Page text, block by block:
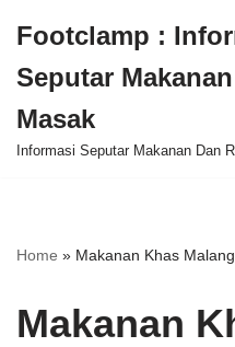
to
content
Footclamp :
Seputar
Masak
Informasi Seputar Makanan Dan
Home » Makanan Khas Malang
Makanan